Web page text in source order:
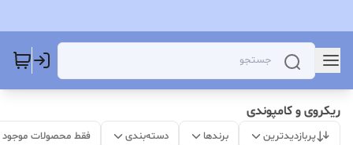
ریکروی و کامپوندی
پربازدیدترین برندها دسته‌بندی فقط محصولات موجود